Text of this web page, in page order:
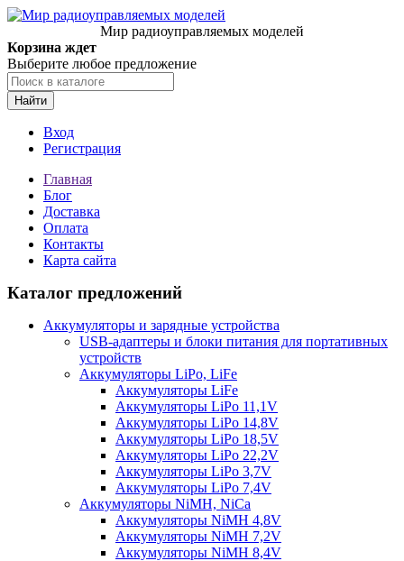
Мир радиоуправляемых моделей
Корзина ждет
Выберите любое предложение
Найти
Вход
Регистрация
Главная
Блог
Доставка
Оплата
Контакты
Карта сайта
Каталог предложений
Аккумуляторы и зарядные устройства
USB-адаптеры и блоки питания для портативных
устройств
Аккумуляторы LiPo, LiFe
Аккумуляторы LiFe
Аккумуляторы LiPo 11,1V
Аккумуляторы LiPo 14,8V
Аккумуляторы LiPo 18,5V
Аккумуляторы LiPo 22,2V
Аккумуляторы LiPo 3,7V
Аккумуляторы LiPo 7,4V
Аккумуляторы NiMH, NiCa
Аккумуляторы NiMH 4,8V
Аккумуляторы NiMH 7,2V
Аккумуляторы NiMH 8,4V